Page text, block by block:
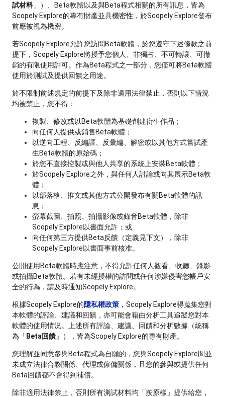
試材料」）、Beta軟體以及與Beta程式相關的所有訊息，皆為
Scopely Explore的專有財產並具機密性，於Scopely Explore發布
前應被視為機密。
若Scopely Explore允許您訪問Beta軟體，於您遵守下述條款之前
提下，Scopely Explore將授予您個人、非獨占、不可轉讓、可撤
銷的有限使用許可。作為Beta程式之一部分，您僅可將Beta軟體
使用於測試及提供回饋之用途。
於不限制前述規定的前提下及除非適用法律禁止，否則以下情況
均被禁止，您不得：
複製、修改或以Beta軟體為基礎創建衍生作品；
向任何人提供或銷售Beta軟體；
以逆向工程、反編譯、反彙編、解密或以其他方式嘗試產
生Beta軟體的原始碼；
於您不直接控製或與他人共享的系統上安裝Beta軟體；
於Scopely Explore之外，與任何人討論或向其展示Beta軟
體；
以部落格、推文或其他方式公開發布有關Beta軟體的訊
息；
螢幕截圖、拍照、拍攝影像或錄音Beta軟體，除非
Scopely Explore以書面允許；或
向任何第三方提供Beta反饋（定義見下文），除非
Scopely Explore以書面事前核准。
公開使用Beta軟體時應注意，不得允許任何人觀看、收聽、錄影
或拍攝Beta軟體。若有未經授權的訪問或任何涉嫌侵害您帳戶安
全的行為，請及時通知Scopely Explore。
根據Scopely Explore的隱私權政策 ，Scopely Explore得蒐集您對
本軟體的評論、建議和回饋，亦可能會藉由分析工具追蹤您對本
軟體的使用情況。上述所有評論、建議、回饋和分析數據（統稱
為「 Beta回饋 」），皆為Scopely Explore的專有財產。
您理解並同意參與Beta程式為自願的，您與Scopely Explore間並
未成立法律合夥關係、代理或僱傭關係，且您的參與或提供任何
Beta回饋都不會得到補償。
除非適用法律禁止，否則所有測試材料均「按原樣」提供給您，